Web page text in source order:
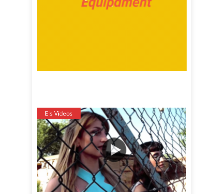
Els Vídeos